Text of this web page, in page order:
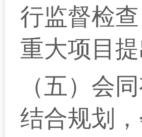
行监督检
重大项目
（五）会
结合规划